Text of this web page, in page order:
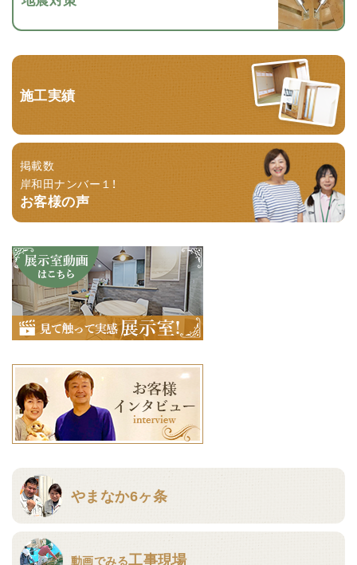
施工実績
掲載数
岸和田ナンバー１！
お客様の声
やまなか6ヶ条
動画でみる工事現場